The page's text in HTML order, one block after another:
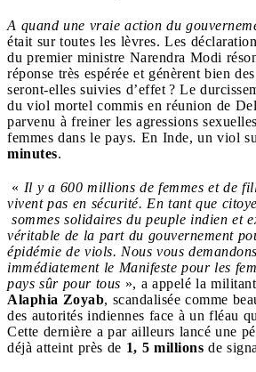
A quand une vraie action du
était sur toutes les lèvres. Les
du premier ministre Narendra Modi
réponse très espérée et génèrent bien
seront-elles suivies d’effet ? Le
du viol mortel commis en réunion de
parvenu à freiner les agressions
femmes dans le pays. En Inde, un viol
minutes.
« Il y a 600 millions de femmes et de
vivent pas en sécurité. En tant que
sommes solidaires du peuple indien et
véritable de la part du gouvernement
épidémie de viols. Nous vous
immédiatement le Manifeste pour les
pays sûr pour tous », a appelé la
Alaphia Zoyab, scandalisée comme
des autorités indiennes face à un fléau
Cette dernière a par ailleurs lancé une
déjà atteint près de 1, 5 millions de